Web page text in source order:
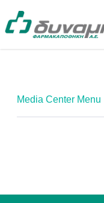
Media Center Menu